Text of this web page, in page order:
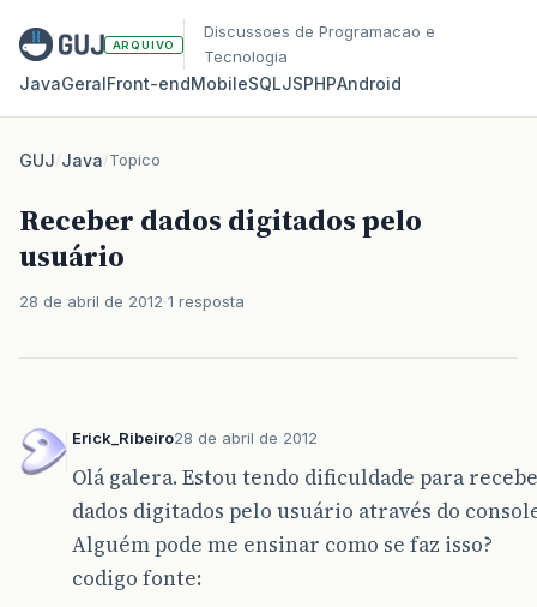
ARQUIVO
Discussoes de Programacao e
Tecnologia
JavaGeralFront‑endMobileSQLJSPHPAndroid
GUJ/Java/Topico
Receber dados digitados pelo
usuário
28 de abril de 2012 1 resposta
Erick_Ribeiro28 de abril de 2012
Olá galera. Estou tendo dificuldade para
dados digitados pelo usuário através do
Alguém pode me ensinar como se faz isso?
codigo fonte: